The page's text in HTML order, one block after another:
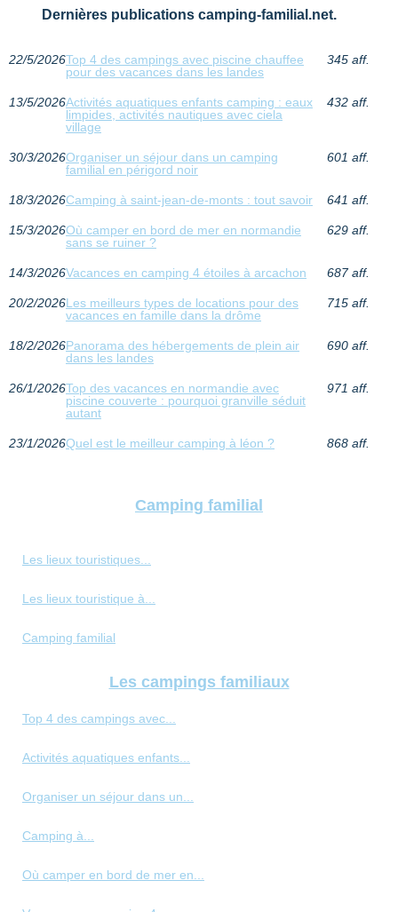
Dernières publications camping-familial.net.
22/5/2026Top 4 des campings avec piscine chauffee
pour des vacances dans les landes
345 aff.
13/5/2026Activités aquatiques enfants camping : eaux
limpides, activités nautiques avec ciela
village
432 aff.
30/3/2026Organiser un séjour dans un camping
familial en périgord noir
601 aff.
18/3/2026Camping à saint-jean-de-monts : tout savoir 641 aff.
15/3/2026Où camper en bord de mer en normandie
sans se ruiner ?
629 aff.
14/3/2026Vacances en camping 4 étoiles à arcachon 687 aff.
20/2/2026Les meilleurs types de locations pour des
vacances en famille dans la drôme
715 aff.
18/2/2026Panorama des hébergements de plein air
dans les landes
690 aff.
26/1/2026Top des vacances en normandie avec
piscine couverte : pourquoi granville séduit
autant
971 aff.
23/1/2026Quel est le meilleur camping à léon ? 868 aff.
Camping familial
Les lieux touristiques...
Les lieux touristique à...
Camping familial
Les campings familiaux
Top 4 des campings avec...
Activités aquatiques enfants...
Organiser un séjour dans un...
Camping à...
Où camper en bord de mer en...